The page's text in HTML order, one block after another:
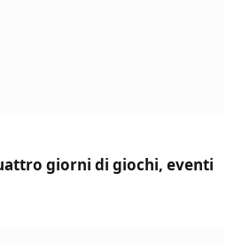
giorni di giochi, eventi